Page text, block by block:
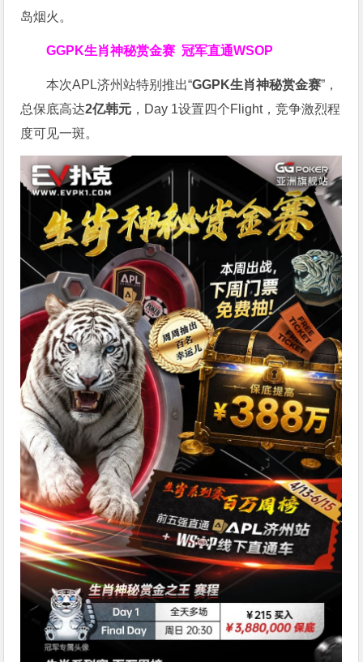
岛烟火。
GGPK生肖神秘赏金赛冠军直通WSOP
本次APL济州站特别推出“GGPK生肖神秘赏金赛”，
总保底高达2亿韩元 ，Day 1设置四个Flight，竞争激烈程
度可见一斑。